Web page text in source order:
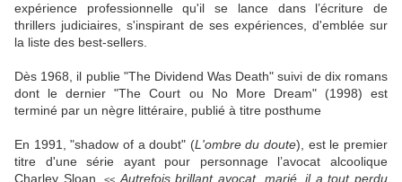
expérience professionnelle qu'il se lance dans l’écriture de
thrillers judiciaires, s'inspirant de ses expériences, d'emblée sur
la liste des best-sellers.
Dès 1968, il publie "The Dividend Was Death" suivi de dix romans
dont le dernier "The Court ou No More Dream" (1998) est
terminé par un nègre littéraire, publié à titre posthume
En 1991, "shadow of a doubt" (L'ombre du doute), est le premier
titre d'une série ayant pour personnage l’avocat alcoolique
Charley Sloan .<< Autrefois brillant avocat, marié, il a tout perdu